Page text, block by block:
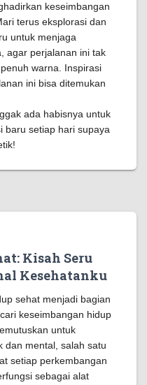
keseimbangan
terus eksplorasi dan
untuk menjaga
agar perjalanan ini tak
warna. Inspirasi
ini bisa ditemukan
ada habisnya untuk
baru setiap hari supaya
Kisah Seru
Kesehatanku
sehat menjadi bagian
keseimbangan hidup
untuk
dan mental, salah satu
setiap perkembangan
sebagai alat